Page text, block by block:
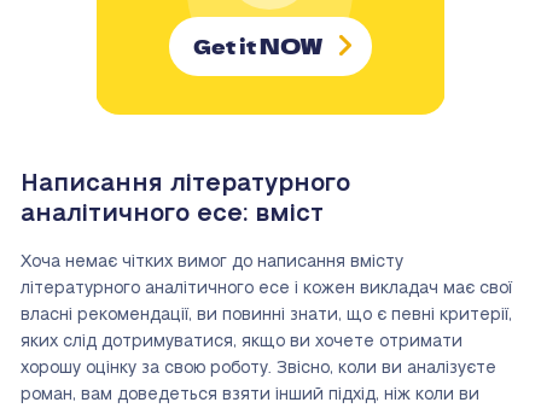
Get itNOW
Написання літературного
аналітичного есе: вміст
Хоча немає чітких вимог до написання вмісту
літературного аналітичного есе і кожен викладач має свої
власні рекомендації, ви повинні знати, що є певні критерії,
яких слід дотримуватися, якщо ви хочете отримати
хорошу оцінку за свою роботу. Звісно, коли ви аналізуєте
роман, вам доведеться взяти інший підхід, ніж коли ви